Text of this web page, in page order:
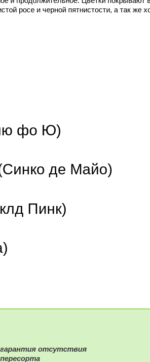
росе и черной пятнистости, а так
фо Ю)
де Майо)
Пинк)
гарантия отсутствия
пересорта